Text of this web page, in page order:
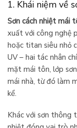
1. Khái niệm về
Sơn cách nhiệt mái
xuất với công nghệ
hoặc titan siêu nhỏ
UV – hai tác nhân
mặt mái tôn, lớp
mái nhà, từ đó làm
kể.
Khác với sơn thông